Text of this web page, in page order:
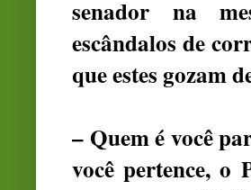
senador na
escândalos de
que estes gozam
– Quem é você
você pertence, o